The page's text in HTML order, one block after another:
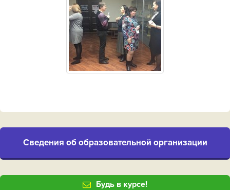
Cведения об образовательной организации
Будь в курсе!